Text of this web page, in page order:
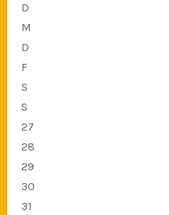
D
M
D
F
S
S
27
28
29
30
31